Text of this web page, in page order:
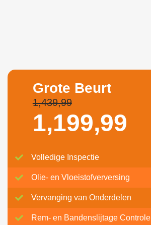
Grote Beurt
1,439,99
1,199,99
Volledige Inspectie
Olie- en Vloeistofverversing
Vervanging van Onderdelen
Rem- en Bandenslijtage Controle